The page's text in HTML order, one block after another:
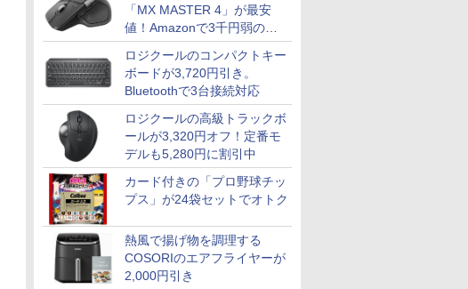
「MX MASTER 4」が最安
値！Amazonで3千円弱の割
引
ロジクールのコンパクトキー
ボードが3,720円引き。
Bluetoothで3台接続対応
ロジクールの高級トラックボ
ールが3,320円オフ！定番モ
デルも5,280円に割引中
カード付きの「プロ野球チッ
プス」が24袋セットでオトク
熱風で揚げ物を調理する
COSORIのエアフライヤーが
2,000円引き